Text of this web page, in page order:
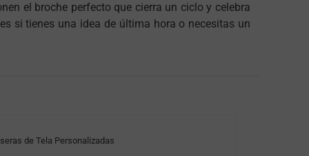
el broche perfecto que cierra un ciclo y celebra
si tienes una idea de última hora o necesitas un